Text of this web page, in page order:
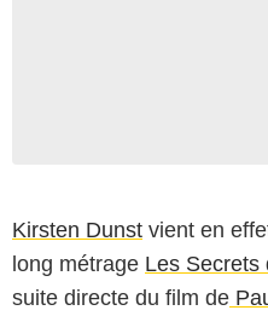
Kirsten Dunst vient en
long métrage Les Secrets
suite directe du film de